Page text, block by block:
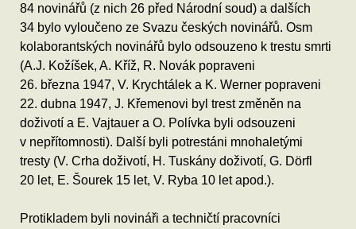
84 novinářů (z nich 26 před Národní soud) a dalších
34 bylo vyloučeno ze Svazu českých novinářů. Osm
kolaborantských novinářů bylo odsouzeno k trestu smrti
(A.J. Kožíšek, A. Kříž, R. Novák popraveni
26. března 1947, V. Krychtálek a K. Werner popraveni
22. dubna 1947, J. Křemenovi byl trest změněn na
doživotí a E. Vajtauer a O. Polívka byli odsouzeni
v nepřítomnosti). Další byli potrestáni mnohaletými
tresty (V. Crha doživotí, H. Tuskány doživotí, G. Dörfl
20 let, E. Šourek 15 let, V. Ryba 10 let apod.).
Protikladem byli novináři a techničtí pracovníci